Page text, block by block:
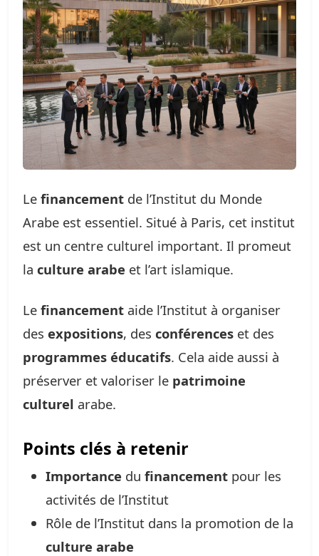
Le financement de l’Institut du Monde
Arabe est essentiel. Situé à Paris, cet institut
est un centre culturel important. Il promeut
la culture arabe et l’art islamique.
Le financement aide l’Institut à organiser
des expositions, des conférences et des
programmes éducatifs. Cela aide aussi à
préserver et valoriser le patrimoine
culturel arabe.
Points clés à retenir
Importance du financement pour les
activités de l’Institut
Rôle de l’Institut dans la promotion de la
culture arabe